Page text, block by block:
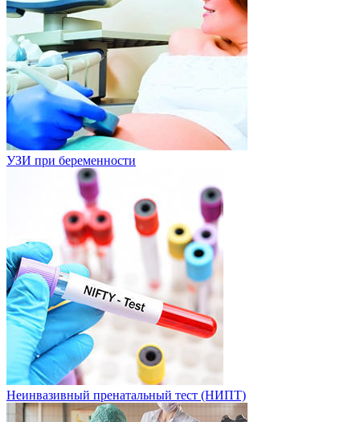
УЗИ при беременности
Неинвазивный пренатальный тест (НИПТ)